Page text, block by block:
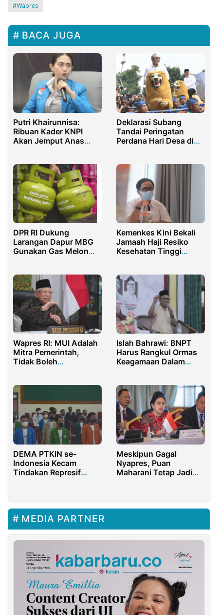
Wapres
BACA JUGA
Putri Khairunnisa:
Ribuan Kader KNPI
Akan Jemput Anas
Deklarasi Subang
Tandai Peringatan
Perdana Hari Desa di
DPR RI Dukung
Larangan Dapur MBG
Gunakan Gas Melon
Kemenkes Kini Bekali
Jamaah Haji Resiko
Kesehatan Tinggi
Wapres RI: MUI Adalah
Mitra Pemerintah,
Tidak Boleh
Islah Bahrawi: BNPT
Harus Rangkul Ormas
Keagamaan Dalam
DEMA PTKIN se-
Indonesia Kecam
Tindakan Represif
Meskipun Gagal
Nyapres, Puan
Maharani Tetap Jadi
MEDIA PARTNER